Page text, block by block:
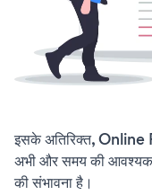
इसके अतिरिक्त,
अभी और समय की
की संभावना है।